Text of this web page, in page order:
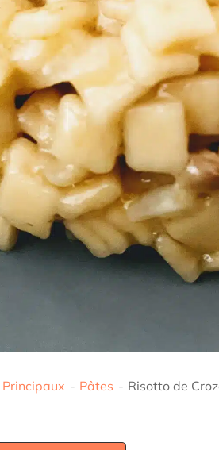
- Pâtes - Risotto de